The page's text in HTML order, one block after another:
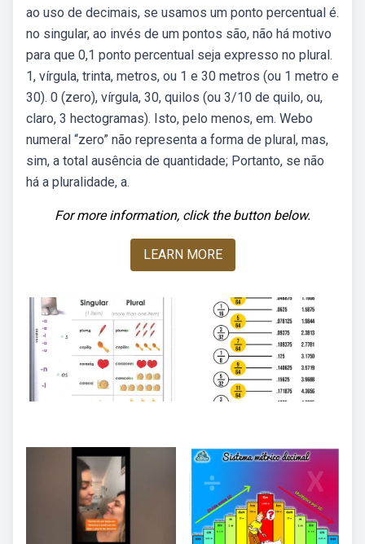
ao uso de decimais, se usamos um ponto percentual é.
no singular, ao invés de um pontos são, não há motivo
para que 0,1 ponto percentual seja expresso no plural.
1, vírgula, trinta, metros, ou 1 e 30 metros (ou 1 metro e
30). 0 (zero), vírgula, 30, quilos (ou 3/10 de quilo, ou,
claro, 3 hectogramas). Isto, pelo menos, em. Webo
numeral “zero” não representa a forma de plural, mas,
sim, a total ausência de quantidade; Portanto, se não
há a pluralidade, a.
For more information, click the button below.
LEARN MORE